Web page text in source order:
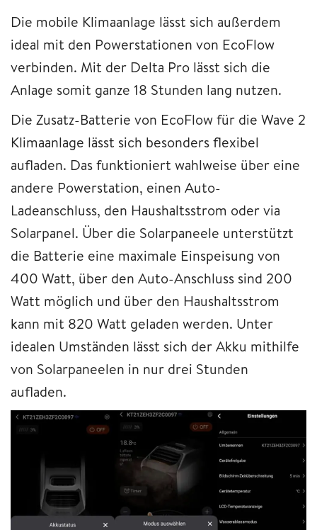
Die mobile Klimaanlage lässt sich außerdem
ideal mit den Powerstationen von EcoFlow
verbinden. Mit der Delta Pro lässt sich die
Anlage somit ganze 18 Stunden lang nutzen.
Die Zusatz-Batterie von EcoFlow für die Wave 2
Klimaanlage lässt sich besonders flexibel
aufladen. Das funktioniert wahlweise über eine
andere Powerstation, einen Auto-
Ladeanschluss, den Haushaltsstrom oder via
Solarpanel. Über die Solarpaneele unterstützt
die Batterie eine maximale Einspeisung von
400 Watt, über den Auto-Anschluss sind 200
Watt möglich und über den Haushaltsstrom
kann mit 820 Watt geladen werden. Unter
idealen Umständen lässt sich der Akku mithilfe
von Solarpaneelen in nur drei Stunden
aufladen.